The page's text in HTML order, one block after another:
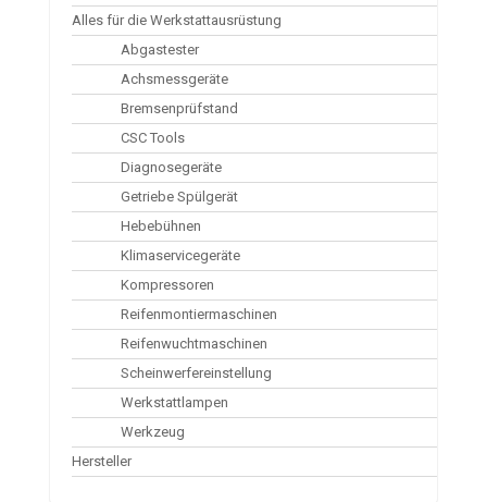
Alles für die Werkstattausrüstung
Abgastester
Achsmessgeräte
Bremsenprüfstand
CSC Tools
Diagnosegeräte
Getriebe Spülgerät
Hebebühnen
Klimaservicegeräte
Kompressoren
Reifenmontiermaschinen
Reifenwuchtmaschinen
Scheinwerfereinstellung
Werkstattlampen
Werkzeug
Hersteller